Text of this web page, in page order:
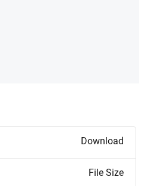
Download
File Size